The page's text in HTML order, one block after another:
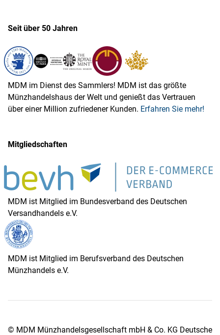
Seit über 50 Jahren
MDM im Dienst des Sammlers! MDM ist das größte
Münzhandelshaus der Welt und genießt das Vertrauen
über einer Million zufriedener Kunden. Erfahren Sie mehr!
Mitgliedschaften
MDM ist Mitglied im Bundesverband des Deutschen
Versandhandels e.V.
MDM ist Mitglied im Berufsverband des Deutschen
Münzhandels e.V.
© MDM Münzhandelsgesellschaft mbH & Co. KG Deutsche